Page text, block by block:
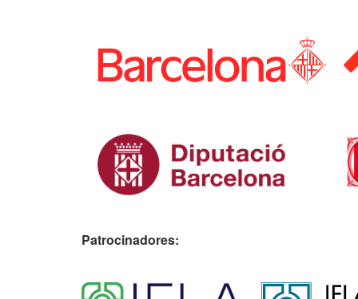
Patrocinadores: